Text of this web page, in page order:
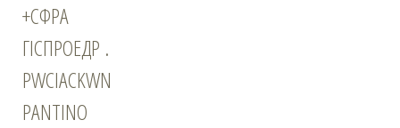
+CФΡA
ΓΙСΠΡΟΕДΡ .
ΡWCΙACΚWΝ
PAΝΤΙΝO